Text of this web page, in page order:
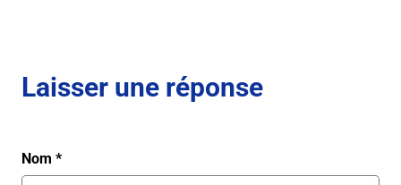
Laisser une réponse
Nom *